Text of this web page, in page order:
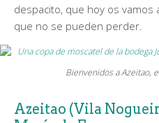
despacito, que hoy os
que no se pueden perder.
Bienvenidos a Azeitao,
Azeitao (Vila